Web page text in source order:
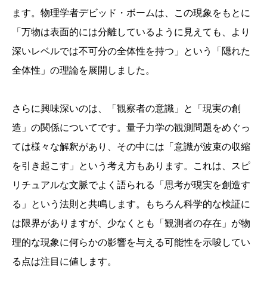
ます。物理学者デビッド・ボームは、この現象をもとに
「万物は表面的には分離しているように見えても、より
深いレベルでは不可分の全体性を持つ」という「隠れた
全体性」の理論を展開しました。
さらに興味深いのは、「観察者の意識」と「現実の創
造」の関係についてです。量子力学の観測問題をめぐっ
ては様々な解釈があり、その中には「意識が波束の収縮
を引き起こす」という考え方もあります。これは、スピ
リチュアルな文脈でよく語られる「思考が現実を創造す
る」という法則と共鳴します。もちろん科学的な検証に
は限界がありますが、少なくとも「観測者の存在」が物
理的な現象に何らかの影響を与える可能性を示唆してい
る点は注目に値します。